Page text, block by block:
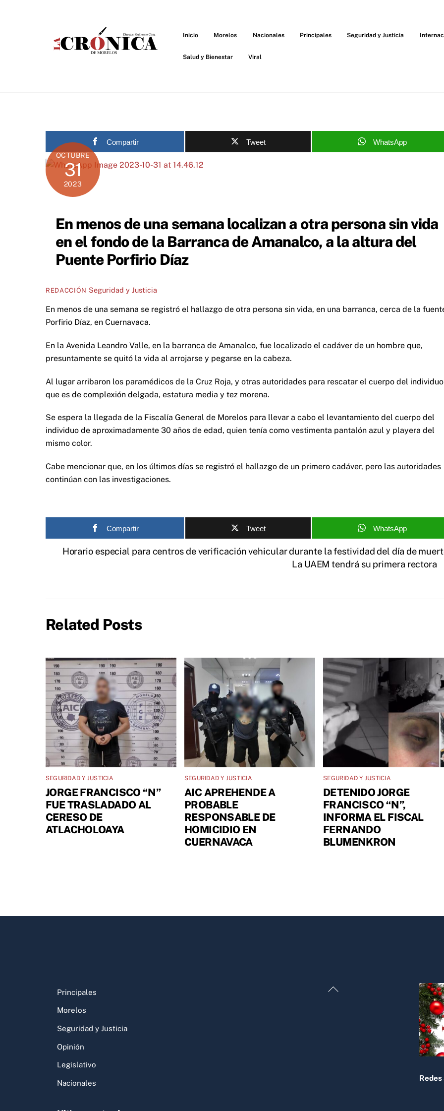
Inicio Morelos Nacionales Principales Seguridad y Justicia
Salud y Bienestar Viral
Compartir Tweet WhatsApp
OCTUBRE
31
2023
En menos de una semana localizan a otra persona sin vida
en el fondo de la Barranca de Amanalco, a la altura del
Puente Porfirio Díaz
REDACCIÓN Seguridad y Justicia
En menos de una semana se registró el hallazgo de otra persona sin vida, en una barranca, cerca de la
Porfirio Díaz, en Cuernavaca.
En la Avenida Leandro Valle, en la barranca de Amanalco, fue localizado el cadáver de un hombre que,
presuntamente se quitó la vida al arrojarse y pegarse en la cabeza.
Al lugar arribaron los paramédicos de la Cruz Roja, y otras autoridades para rescatar el cuerpo del individuo
que es de complexión delgada, estatura media y tez morena.
Se espera la llegada de la Fiscalía General de Morelos para llevar a cabo el levantamiento del cuerpo del
individuo de aproximadamente 30 años de edad, quien tenía como vestimenta pantalón azul y playera del
mismo color.
Cabe mencionar que, en los últimos días se registró el hallazgo de un primero cadáver, pero las autoridades
continúan con las investigaciones.
Compartir Tweet WhatsApp
Horario especial para centros de verificación vehicular durante la festividad del día de
La UAEM tendrá su primera rectora
Related Posts
SEGURIDAD Y JUSTICIA
JORGE FRANCISCO “N”
FUE TRASLADADO AL
CERESO DE
ATLACHOLOAYA
SEGURIDAD Y JUSTICIA
AIC APREHENDE A
PROBABLE
RESPONSABLE DE
HOMICIDIO EN
CUERNAVACA
SEGURIDAD Y JUSTICIA
DETENIDO JORGE
FRANCISCO “N”,
INFORMA EL FISCAL
FERNANDO
BLUMENKRON
Back
Principales
Morelos
Seguridad y Justicia
Opinión
Legislativo
Nacionales